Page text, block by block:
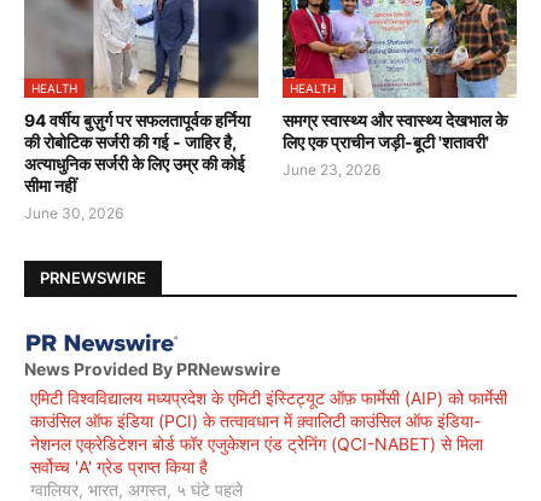
HEALTH
94 वर्षीय बुज़ुर्ग पर सफलतापूर्वक हर्निया
की रोबोटिक सर्जरी की गई - जाहिर है,
अत्याधुनिक सर्जरी के लिए उम्र की कोई
सीमा नहीं
June 30, 2026
HEALTH
समग्र स्वास्थ्य और स्वास्थ्य देखभाल के
लिए एक प्राचीन जड़ी-बूटी 'शतावरी'
June 23, 2026
PRNEWSWIRE
News Provided By PRNewswire
एमिटी विश्वविद्यालय मध्यप्रदेश के एमिटी इंस्टिट्यूट ऑफ़ फार्मेसी (AIP) को फार्मेसी
काउंसिल ऑफ इंडिया (PCI) के तत्वावधान में क़्वालिटी काउंसिल ऑफ इंडिया-
नेशनल एक्रेडिटेशन बोर्ड फॉर एजुकेशन एंड ट्रेनिंग (QCI-NABET) से मिला
सर्वोच्च 'A' ग्रेड प्राप्त किया है
ग्वालियर, भारत, अगस्त, ५ घंटे पहले